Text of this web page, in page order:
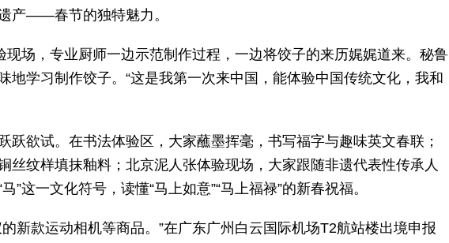
产——春节的独特魅力。
现场，专业厨师一边示范制作过程，一边将饺子的来历娓娓道来。秘鲁
地学习制作饺子。“这是我第一次来中国，能体验中国传统文化，我和
跃欲试。在书法体验区，大家蘸墨挥毫，书写福字与趣味英文春联；
丝纹样填抹釉料；北京泥人张体验现场，大家跟随非遗代表性传承人
”这一文化符号，读懂“马上如意”“马上福禄”的新春祝福。
新款运动相机等商品。”在广东广州白云国际机场T2航站楼出境申报